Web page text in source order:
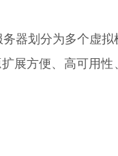
器划分为多个虚拟
展方便、高可用性